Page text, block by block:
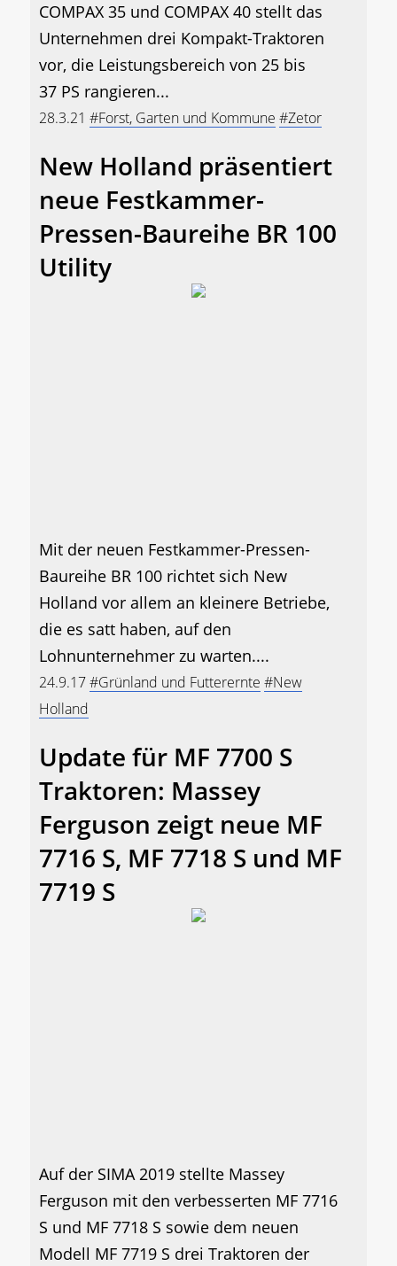
COMPAX 35 und COMPAX 40 stellt das
Unternehmen drei Kompakt-Traktoren
vor, die Leistungsbereich von 25 bis
37 PS rangieren...
28.3.21 #Forst, Garten und Kommune #Zetor
New Holland präsentiert
neue Festkammer-
Pressen-Baureihe BR 100
Utility
Mit der neuen Festkammer-Pressen-
Baureihe BR 100 richtet sich New
Holland vor allem an kleinere Betriebe,
die es satt haben, auf den
Lohnunternehmer zu warten....
24.9.17#Grünland und Futterernte #New
Holland
Update für MF 7700 S
Traktoren: Massey
Ferguson zeigt neue MF
7716 S, MF 7718 S und MF
7719 S
Auf der SIMA 2019 stellte Massey
Ferguson mit den verbesserten MF 7716
S und MF 7718 S sowie dem neuen
Modell MF 7719 S drei Traktoren der